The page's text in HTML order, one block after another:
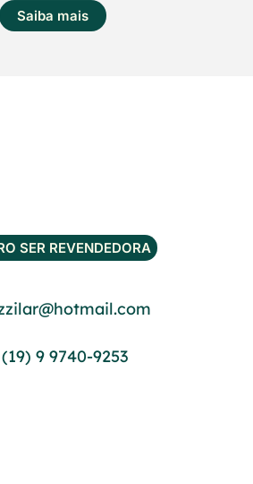
Saiba mais
(19) 9 9740-9253